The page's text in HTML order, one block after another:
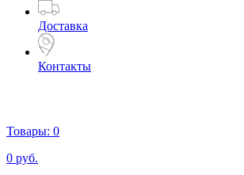
Доставка
Контакты
Товары: 0
0 руб.